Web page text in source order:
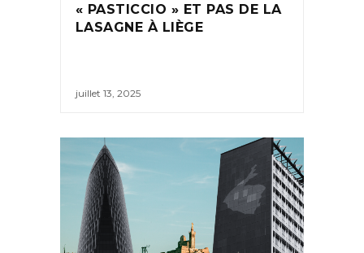
« PASTICCIO » ET PAS DE LA
LASAGNE À LIÈGE
juillet 13, 2025